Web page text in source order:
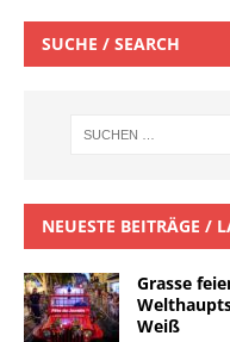
SUCHE / SEARCH
NEUESTE BEITRÄGE /
Grasse
Weiß